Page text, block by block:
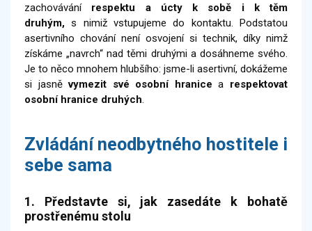
zachovávání respektu a úcty k sobě i k těm
druhým,s nimiž vstupujeme do kontaktu. Podstatou
asertivního chování není osvojení si technik, díky nimž
získáme „navrch“ nad těmi druhými a dosáhneme svého.
Je to něco mnohem hlubšího: jsme-li asertivní, dokážeme
si jasněvymezit své osobní hranice a respektovat
osobní hranice druhých.
Zvládání neodbytného hostitele i
sebe sama
1. Představte si, jak zasedáte k bohatě
prostřenému stolu